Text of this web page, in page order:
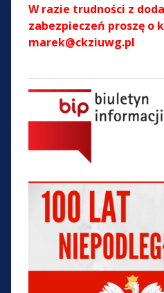
W razie trudności z
zabezpieczeń proszę o
marek@ckziuwg.pl